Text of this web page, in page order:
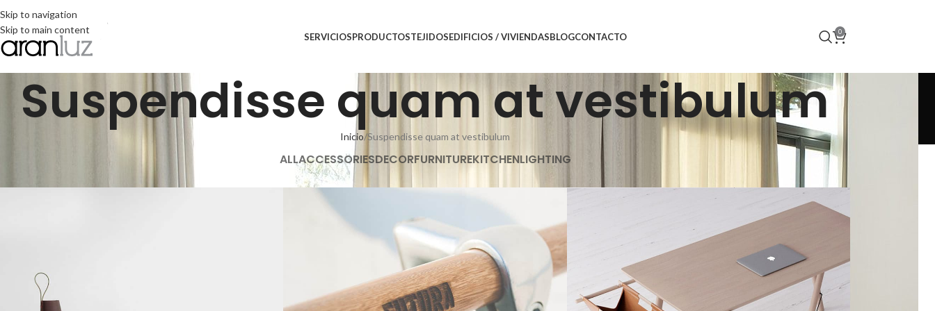
Skip to navigation
Skip to main content
SERVICIOSPRODUCTOSTEJIDOSEDIFICIOS / VIVIENDASBLOGCONTACTO 0
Suspendisse quam at vestibulum
Inicio Suspendisse quam at vestibulum
ALLACCESSORIESDECORFURNITUREKITCHENLIGHTING